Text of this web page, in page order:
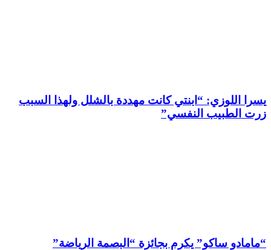
يسرا اللوزي: “ابنتي كانت مهددة بالشلل ولهذا السبب
زرت الطبيب النفسي”
“مامادو ساكو” يكرم بجائزة “البصمة الرياضة”